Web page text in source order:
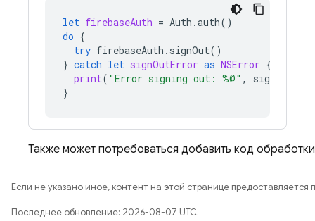
let firebaseAuth = Auth .auth()
do {
try firebaseAuth . signOut()
} catch let signOutError as NSError {
print( "Error signing out: %@" ,
}
Также может потребоваться добавить код
Если не указано иное, контент на этой странице предоставляется
Последнее обновление: 2026-08-07 UTC.